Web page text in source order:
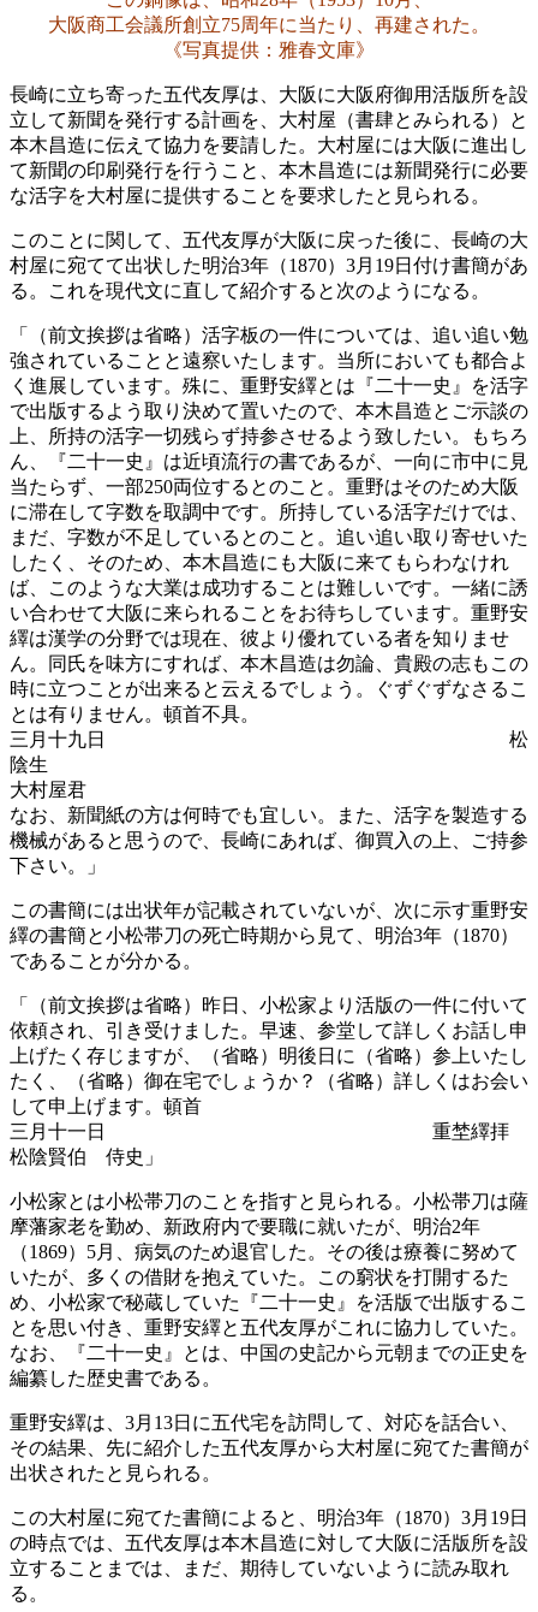
大阪商工会議所創立75周年に当たり、再建された。
《写真提供：雅春文庫》
長崎に立ち寄った五代友厚は、大阪に大阪府御用活版所を設
立して新聞を発行する計画を、大村屋（書肆とみられる）と
本木昌造に伝えて協力を要請した。大村屋には大阪に進出し
て新聞の印刷発行を行うこと、本木昌造には新聞発行に必要
な活字を大村屋に提供することを要求したと見られる。
このことに関して、五代友厚が大阪に戻った後に、長崎の大
村屋に宛てて出状した明治3年（1870）3月19日付け書簡があ
る。これを現代文に直して紹介すると次のようになる。
「（前文挨拶は省略）活字板の一件については、追い追い勉
強されていることと遠察いたします。当所においても都合よ
く進展しています。殊に、重野安繹とは『二十一史』を活字
で出版するよう取り決めて置いたので、本木昌造とご示談の
上、所持の活字一切残らず持参させるよう致したい。もちろ
ん、『二十一史』は近頃流行の書であるが、一向に市中に見
当たらず、一部250両位するとのこと。重野はそのため大阪
に滞在して字数を取調中です。所持している活字だけでは、
まだ、字数が不足しているとのこと。追い追い取り寄せいた
したく、そのため、本木昌造にも大阪に来てもらわなけれ
ば、このような大業は成功することは難しいです。一緒に誘
い合わせて大阪に来られることをお待ちしています。重野安
繹は漢学の分野では現在、彼より優れている者を知りませ
ん。同氏を味方にすれば、本木昌造は勿論、貴殿の志もこの
時に立つことが出来ると云えるでしょう。ぐずぐずなさるこ
とは有りません。頓首不具。
三月十九日 松
陰生
大村屋君
なお、新聞紙の方は何時でも宜しい。また、活字を製造する
機械があると思うので、長崎にあれば、御買入の上、ご持参
下さい。」
この書簡には出状年が記載されていないが、次に示す重野安
繹の書簡と小松帯刀の死亡時期から見て、明治3年（1870）
であることが分かる。
「（前文挨拶は省略）昨日、小松家より活版の一件に付いて
依頼され、引き受けました。早速、参堂して詳しくお話し申
上げたく存じますが、（省略）明後日に（省略）参上いたし
たく、（省略）御在宅でしょうか？（省略）詳しくはお会い
して申上げます。頓首
三月十一日 重埜繹拝
松陰賢伯 侍史」
小松家とは小松帯刀のことを指すと見られる。小松帯刀は薩
摩藩家老を勤め、新政府内で要職に就いたが、明治2年
（1869）5月、病気のため退官した。その後は療養に努めて
いたが、多くの借財を抱えていた。この窮状を打開するた
め、小松家で秘蔵していた『二十一史』を活版で出版するこ
とを思い付き、重野安繹と五代友厚がこれに協力していた。
なお、『二十一史』とは、中国の史記から元朝までの正史を
編纂した歴史書である。
重野安繹は、3月13日に五代宅を訪問して、対応を話合い、
その結果、先に紹介した五代友厚から大村屋に宛てた書簡が
出状されたと見られる。
この大村屋に宛てた書簡によると、明治3年（1870）3月19日
の時点では、五代友厚は本木昌造に対して大阪に活版所を設
立することまでは、まだ、期待していないように読み取れ
る。